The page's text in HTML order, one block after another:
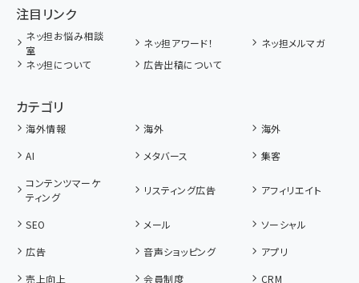
注目リンク
ネッ担お悩み相談
室
ネッ担アワード！
ネッ担メルマガ
ネッ担について
広告出稿について
カテゴリ
海外情報 海外
海外
AI
メタバース
集客
コンテンツマーケ
ティング
リスティング広告 アフィリエイト
SEO メール
ソーシャル
広告
音声ショッピング
アプリ
売上向上
会員制度
CRM